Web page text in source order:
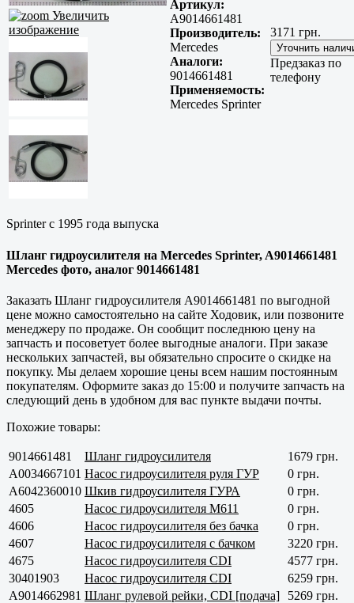
Увеличить
изображение
Артикул:
A9014661481
Производитель:
Mercedes
Аналоги:
9014661481
Применяемость:
Mercedes Sprinter
3171 грн.
Предзаказ по
телефону
Sprinter с 1995 года выпуска
Шланг гидроусилителя на Mercedes Sprinter, A9014661481
Mercedes фото, аналог 9014661481
Заказать Шланг гидроусилителя A9014661481 по выгодной
цене можно самостоятельно на сайте Ходовик, или позвоните
менеджеру по продаже. Он сообщит последнюю цену на
запчасть и посоветует более выгодные аналоги. При заказе
нескольких запчастей, вы обязательно спросите о скидке на
покупку. Мы делаем хорошие цены всем нашим постоянным
покупателям. Оформите заказ до 15:00 и получите запчасть на
следующий день в удобном для вас пункте выдачи почты.
Похожие товары:
9014661481 Шланг гидроусилителя
1679 грн.
A0034667101 Насос гидроусилителя руля ГУР
0 грн.
A6042360010 Шкив гидроусилителя ГУРА
0 грн.
4605
Насос гидроусилителя M611
0 грн.
4606
Насос гидроусилителя без бачка
0 грн.
4607
Насос гидроусилителя с бачком
3220 грн.
4675
Насос гидроусилителя CDI
4577 грн.
30401903
Насос гидроусилителя CDI
6259 грн.
A9014662981 Шланг рулевой рейки, CDI [подача]
5269 грн.